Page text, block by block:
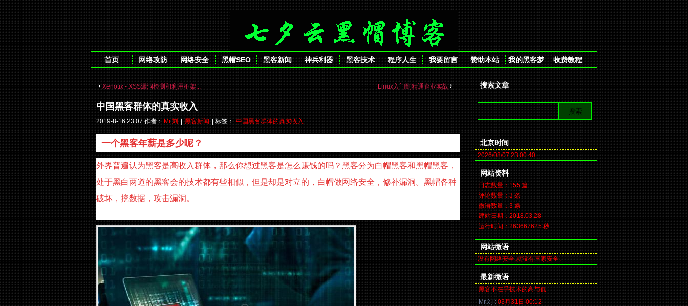
首页 网络攻防 网络安全 黑帽SEO 黑客新闻 神兵利器 黑客技术 程序人生 我要留言 赞助本站 我的黑客梦 收费教程
Xenotix - XSS漏洞检测和利用框架... Linux入门到精通企业实战
中国黑客群体的真实收入
2019-8-16 23:07 作者： Mr.刘 | 黑客新闻| 标签： 中国黑客群体的真实收入
一个黑客年薪是多少呢？
外界普遍认为黑客是高收入群体，那么你想过黑客是怎么赚钱的吗？黑客分为白帽黑客和黑帽黑客，
处于黑白两道的黑客会的技术都有些相似，但是却是对立的，白帽做网络安全，修补漏洞。黑帽各种
破坏，挖数据，攻击漏洞。
搜索文章
北京时间
2026/08/07 23:00:41
网站资料
日志数量：155 篇
评论数量：3 条
微语数量：3 条
建站日期：2018.03.28
运行时间：263667625 秒
网站微语
没有网络安全,就没有国家安全.
最新微语
黑客不在乎技术的高与低.
Mr.刘 :03月31日 00:12